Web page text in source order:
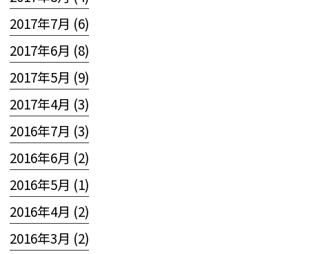
2017年7月 (6)
2017年6月 (8)
2017年5月 (9)
2017年4月 (3)
2016年7月 (3)
2016年6月 (2)
2016年5月 (1)
2016年4月 (2)
2016年3月 (2)